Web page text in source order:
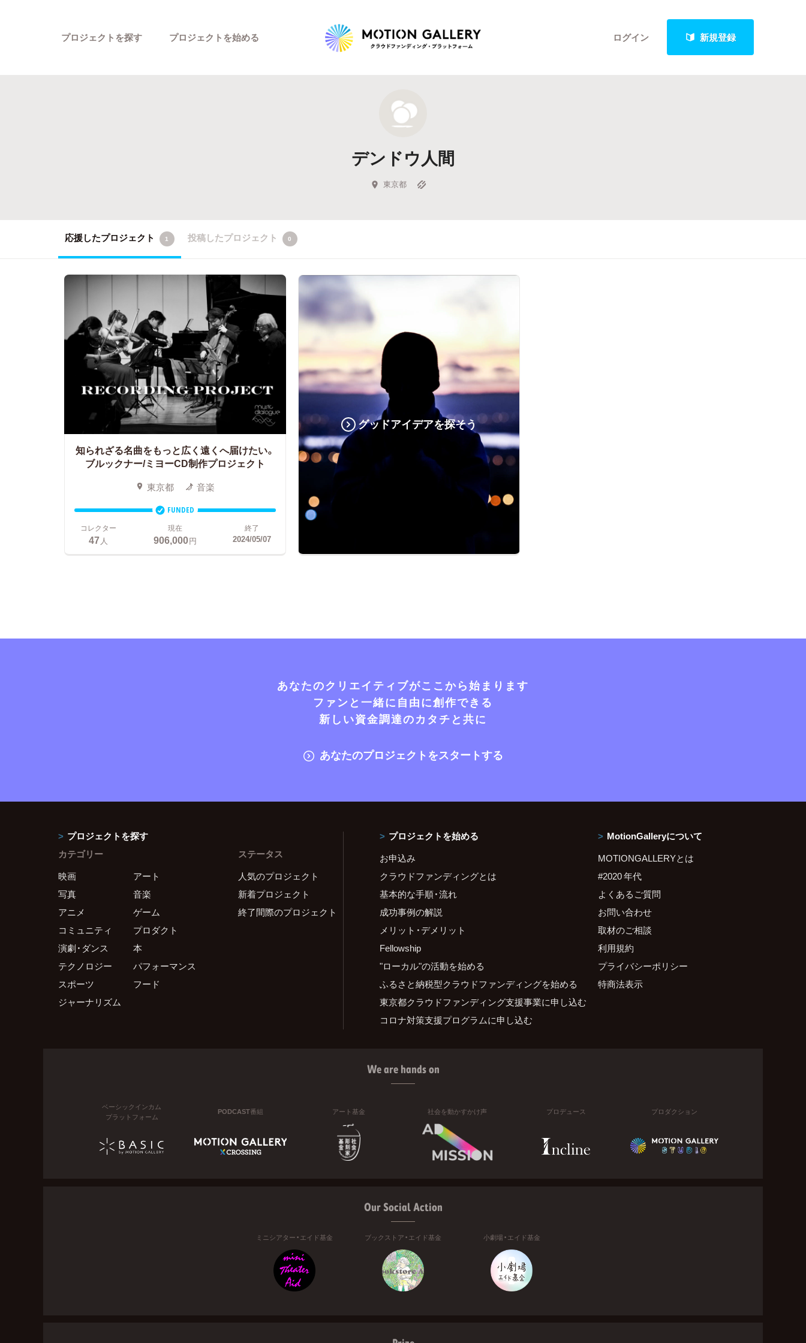
ログイン 新規登録
プロジェクトを探す
新着プロジェクト
Feature
キュレーターから探す
プロジェクトを始める
デンドウ人間
東京都
応援したプロジェクト 1 投稿したプロジェクト 0
知られざる名曲をもっと広く遠くへ届けたい。
ブルックナー/ミヨーCD制作プロジェクト
東京都 音楽
FUNDED
コレクター
47人
現在
906,000円
終了
2024/05/07
グッドアイデアを探そう
あなたのクリエイティブがここから始まります
ファンと一緒に自由に創作できる
新しい資金調達のカタチと共に
あなたのプロジェクトをスタートする
プロジェクトを探す
カテゴリー
映画
アート
写真
音楽
アニメ
ゲーム
コミュニティ
プロダクト
演劇・ダンス
本
テクノロジー
パフォーマンス
スポーツ
フード
ジャーナリズム
ステータス
人気のプロジェクト
新着プロジェクト
終了間際のプロジェクト
プロジェクトを始める
お申込み
クラウドファンディングとは
基本的な手順・流れ
成功事例の解説
メリット・デメリット
Fellowship
"ローカル"の活動を始める
ふるさと納税型クラウドファンディングを始める
東京都クラウドファンディング支援事業に申し込む
コロナ対策支援プログラムに申し込む
MotionGalleryについて
MOTIONGALLERYとは
#2020 年代
よくあるご質問
お問い合わせ
取材のご相談
利用規約
プライバシーポリシー
特商法表示
We are hands on
ベーシックインカム
プラットフォーム
PODCAST番組 アート基金 社会を動かすかけ声 プロデュース プロダクション
Our Social Action
ミニシアター・エイド基金 ブックストア・エイド基金 小劇場・エイド基金